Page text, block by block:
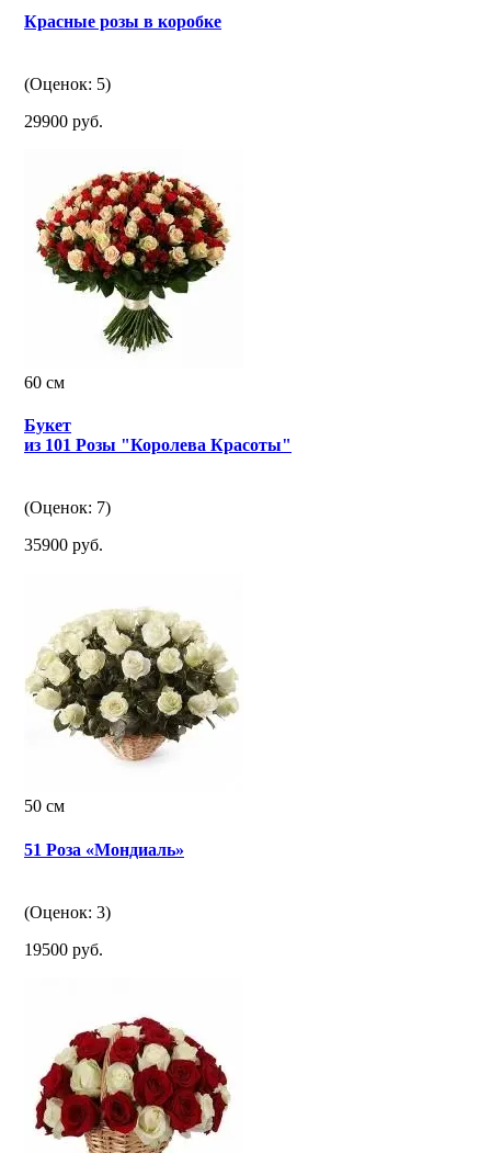
Красные розы в коробке
(Оценок: 5)
29900 руб.
60 см
Букет
из 101 Розы "Королева Красоты"
(Оценок: 7)
35900 руб.
50 см
51 Роза «Мондиаль»
(Оценок: 3)
19500 руб.